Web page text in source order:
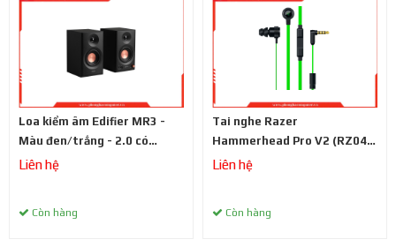
Loa kiểm âm Edifier MR3 -
Màu đen/trắng - 2.0 có
bluetooth
Liên hệ
Còn hàng
Tai nghe Razer
Hammerhead Pro V2 (RZ04-
01730100-R3A1)
Liên hệ
Còn hàng